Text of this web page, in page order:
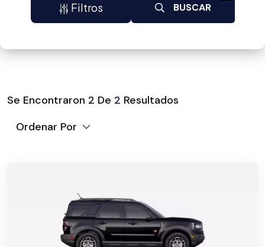
Filtros BUSCAR
Se Encontraron 2 De 2 Resultados
Ordenar Por